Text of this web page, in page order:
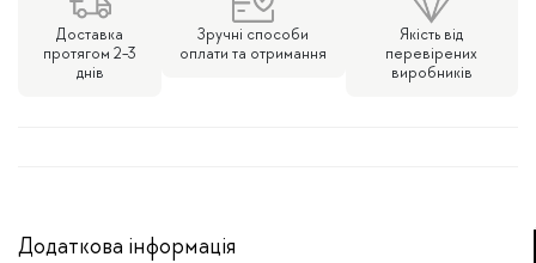
кількість
Доставка
протягом 2-3
днів
Зручні способи
оплати та отримання
Якість від
перевірених
виробників
Додаткова інформація